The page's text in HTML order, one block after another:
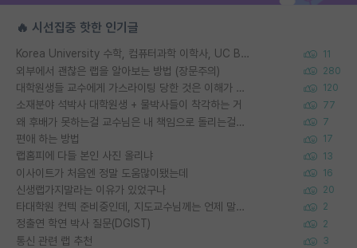
🔥 시선집중 핫한 인기글
Korea University 수학, 컴퓨터과학 이학사, UC Berkeley 산업공학 대학원 공학박사가 되는 것은 쉽지 않겠죠? 11
외부에서 괜찮은 랩을 알아보는 방법 (장문주의) 280
대학원생들 교수에게 가스라이팅 당한 것은 이해가 갑니다. 안타깝네요. 120
소재분야 석박사 대학원생 + 물박사들이 착각하는 거 77
왜 후배가 못하는걸 교수님은 내 책임으로 돌리는걸까요? 7
편애 하는 방법 17
랩홈피에 다들 본인 사진 올리냐 13
이사이트가 처음엔 정말 도움많이됐는데 16
신생랩가지말라는 이유가 있었구나 20
타대학원 컨텍 준비중인데, 지도교수님께는 언제 말씀드려야 할까요? 2
정출연 학연 박사 질문(DGIST) 2
통신 관련 랩 추천 3